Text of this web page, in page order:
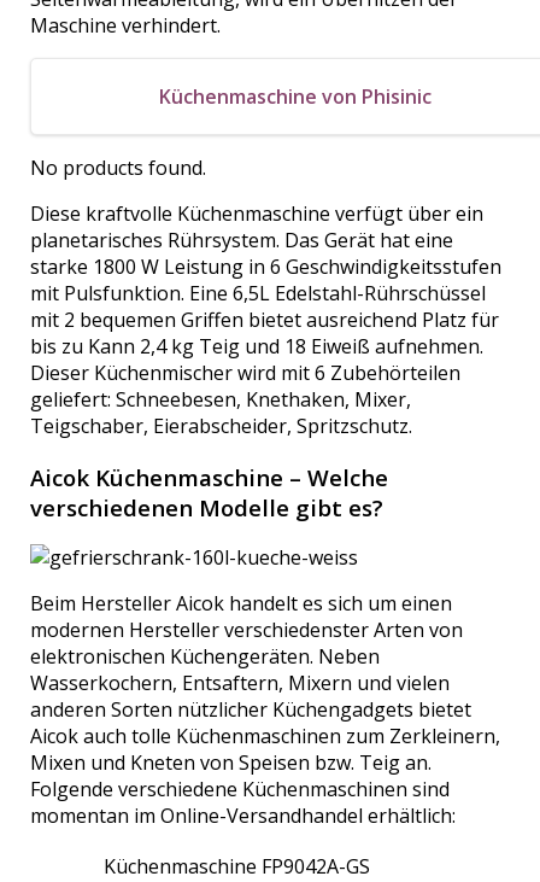
Maschine verhindert.
Küchenmaschine von Phisinic
No products found.
Diese kraftvolle Küchenmaschine verfügt über ein
planetarisches Rührsystem. Das Gerät hat eine
starke 1800 W Leistung in 6 Geschwindigkeitsstufen
mit Pulsfunktion. Eine 6,5L Edelstahl-Rührschüssel
mit 2 bequemen Griffen bietet ausreichend Platz für
bis zu Kann 2,4 kg Teig und 18 Eiweiß aufnehmen.
Dieser Küchenmischer wird mit 6 Zubehörteilen
geliefert: Schneebesen, Knethaken, Mixer,
Teigschaber, Eierabscheider, Spritzschutz.
Aicok Küchenmaschine – Welche
verschiedenen Modelle gibt es?
Beim Hersteller Aicok handelt es sich um einen
modernen Hersteller verschiedenster Arten von
elektronischen Küchengeräten. Neben
Wasserkochern, Entsaftern, Mixern und vielen
anderen Sorten nützlicher Küchengadgets bietet
Aicok auch tolle Küchenmaschinen zum Zerkleinern,
Mixen und Kneten von Speisen bzw. Teig an.
Folgende verschiedene Küchenmaschinen sind
momentan im Online-Versandhandel erhältlich:
Küchenmaschine FP9042A-GS